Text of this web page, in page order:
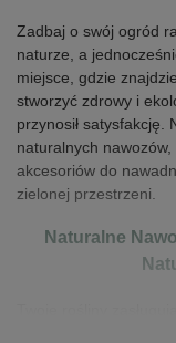
Zadbaj o swój ogród
naturze, a
miejsce, gdzie
stworzyć zdrowy i
przynosił satysfakcję.
naturalnych
akcesoriów do
zielonej przestrzeni.
Naturalne
naturalne! Oferujemy